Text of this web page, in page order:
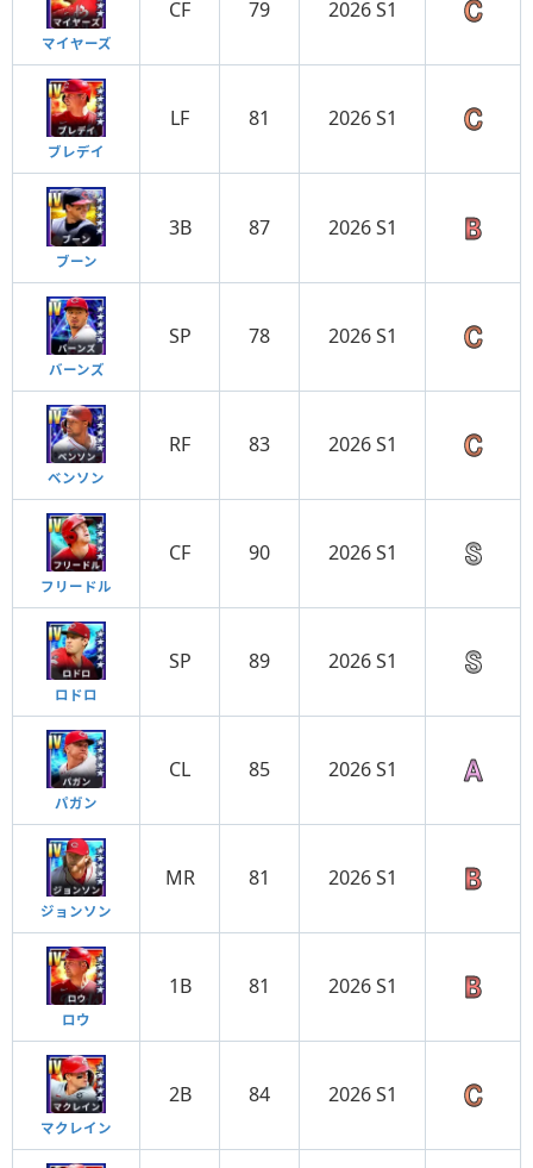
マイヤーズ
CF 79 2026 S1
ブレデイ
LF 81 2026 S1
ブーン
3B 87 2026 S1
バーンズ
SP 78 2026 S1
ベンソン
RF 83 2026 S1
フリードル
CF 90 2026 S1
ロドロ
SP 89 2026 S1
パガン
CL 85 2026 S1
ジョンソン
MR 81 2026 S1
ロウ
1B 81 2026 S1
マクレイン
2B 84 2026 S1